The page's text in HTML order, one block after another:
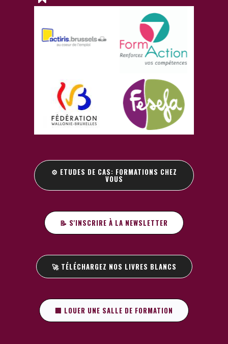
⚙️ ETUDES DE CAS: FORMATIONS CHEZ
VOUS
📝 S'INSCRIRE À LA NEWSLETTER
🚀 TÉLÉCHARGEZ NOS LIVRES BLANCS
🏢 LOUER UNE SALLE DE FORMATION